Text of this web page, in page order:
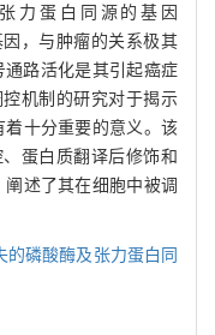
力蛋白同源的基因
因，与肿瘤的关系极其
路活化是其引起癌症
机制的研究对于揭示
十分重要的意义。该
蛋白质翻译后修饰和
述了其在细胞中被调
的磷酸酶及张力蛋白同